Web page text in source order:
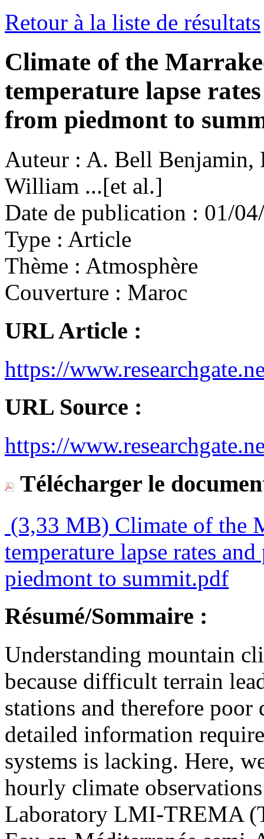
Retour à la liste de résultats
Climate of the
temperature lapse
from piedmont to
Auteur : A. Bell Benjamin,
William ...[et al.]
Date de publication : 01/
Type : Article
Thème : Atmosphère
Couverture : Maroc
URL Article :
https://
URL Source :
https://
Télécharger le
(3,33 MB) Climate of the
temperature lapse rates
piedmont to summit.pdf
Résumé/Sommaire :
Understanding mountain
because difficult terrain
stations and therefore
detailed information
systems is lacking. Here,
hourly climate
Laboratory LMI-TREMA